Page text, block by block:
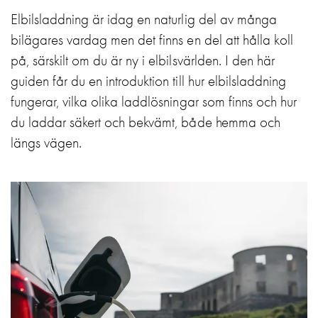
Motorvärmare
Laddstationer
(AC)
Laddstationer
43kW
(AC)
Mätarskåp
Marina
för
solceller,
hem
och
fastigheter
Laddkabel
Laddstation
RAPID
Elbilsladdning är idag en naturlig del av många
bilägares vardag men det finns en del att hålla koll
på, särskilt om du är ny i elbilsvärlden. I den här
guiden får du en introduktion till hur elbilsladdning
fungerar, vilka olika laddlösningar som finns och hur
du laddar säkert och bekvämt, både hemma och
längs vägen.